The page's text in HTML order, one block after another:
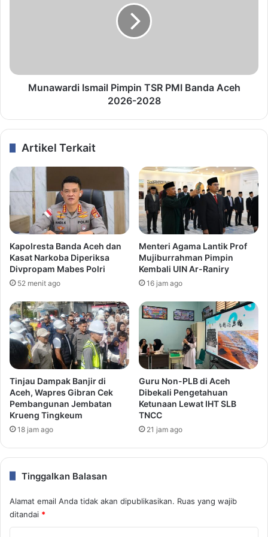
Munawardi Ismail Pimpin TSR PMI Banda Aceh
2026-2028
Artikel Terkait
Kapolresta Banda Aceh dan
Kasat Narkoba Diperiksa
Divpropam Mabes Polri
52 menit ago
Menteri Agama Lantik Prof
Mujiburrahman Pimpin
Kembali UIN Ar-Raniry
16 jam ago
Tinjau Dampak Banjir di
Aceh, Wapres Gibran Cek
Pembangunan Jembatan
Krueng Tingkeum
18 jam ago
Guru Non-PLB di Aceh
Dibekali Pengetahuan
Ketunaan Lewat IHT SLB
TNCC
21 jam ago
Tinggalkan Balasan
Alamat email Anda tidak akan dipublikasikan. Ruas yang wajib
ditandai *